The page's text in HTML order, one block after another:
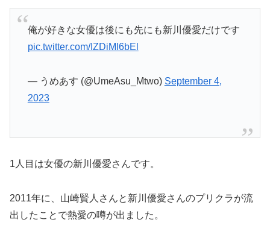
俺が好きな女優は後にも先にも新川優愛だけです
pic.twitter.com/IZDiMI6bEl
— うめあす (@UmeAsu_Mtwo) September 4,
2023
1人目は女優の新川優愛さんです。
2011年に、山崎賢人さんと新川優愛さんのプリクラが流
出したことで熱愛の噂が出ました。